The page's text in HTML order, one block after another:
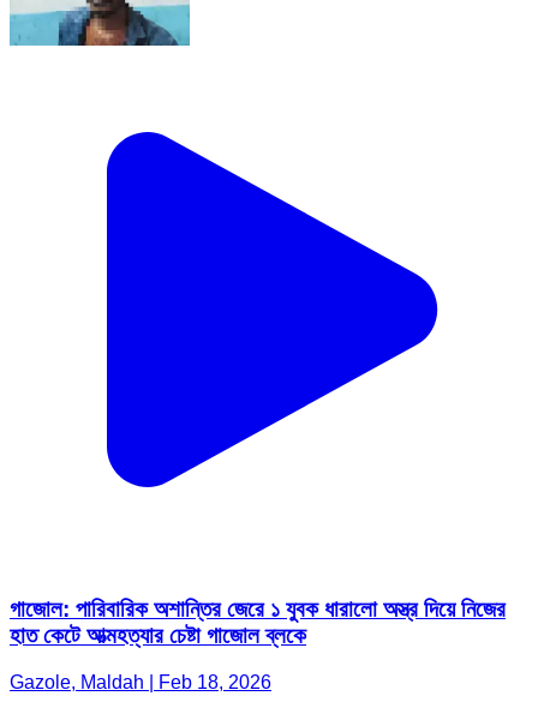
গাজোল: পারিবারিক অশান্তির জেরে ১ যুবক ধারালো অস্ত্র দিয়ে নিজের
হাত কেটে আত্মহত্যার চেষ্টা গাজোল ব্লকে
Gazole, Maldah | Feb 18, 2026